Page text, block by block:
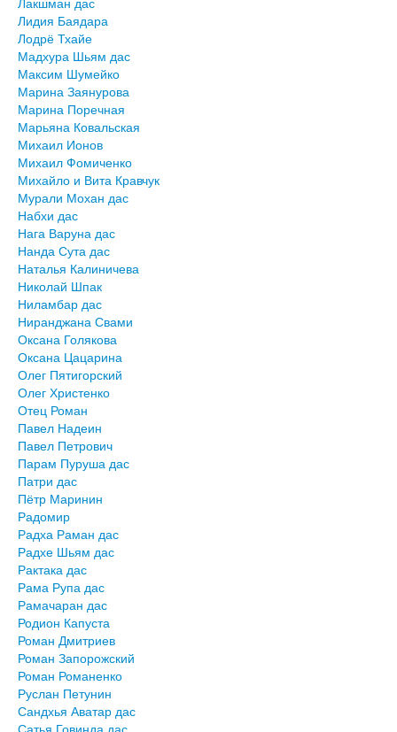
Лидия Баядара
Лодрё Тхайе
Мадхура Шьям дас
Максим Шумейко
Марина Заянурова
Марина Поречная
Марьяна Ковальская
Михаил Ионов
Михаил Фомиченко
Михайло и Вита Кравчук
Мурали Мохан дас
Набхи дас
Нага Варуна дас
Нанда Сута дас
Наталья Калиничева
Николай Шпак
Ниламбар дас
Ниранджана Свами
Оксана Голякова
Оксана Цацарина
Олег Пятигорский
Олег Христенко
Отец Роман
Павел Надеин
Павел Петрович
Парам Пуруша дас
Патри дас
Пётр Маринин
Радомир
Радха Раман дас
Радхе Шьям дас
Рактака дас
Рама Рупа дас
Рамачаран дас
Родион Капуста
Роман Дмитриев
Роман Запорожский
Роман Романенко
Руслан Петунин
Сандхья Аватар дас
Сатья Говинда дас